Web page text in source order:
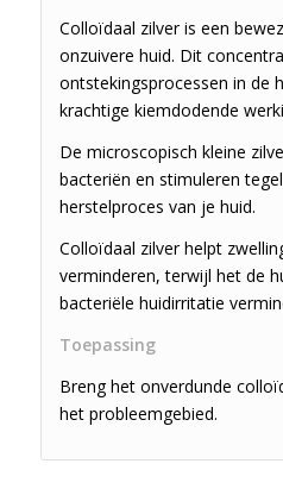
Colloïdaal zilver is een
onzuivere huid. Dit
ontstekingsprocessen in de
krachtige kiemdodende
De microscopisch kleine
bacteriën en stimuleren
herstelproces van je huid.
Colloïdaal zilver helpt
verminderen, terwijl het de
bacteriële huidirritatie
Toepassing
Breng het onverdunde
het probleemgebied.